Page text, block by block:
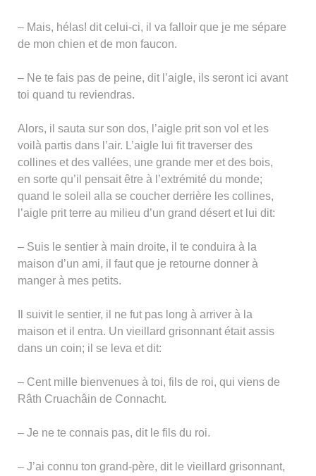
– Mais, hélas! dit celui-ci, il va falloir que je me sépare
de mon chien et de mon faucon.
– Ne te fais pas de peine, dit l’aigle, ils seront ici avant
toi quand tu reviendras.
Alors, il sauta sur son dos, l’aigle prit son vol et les
voilà partis dans l’air. L’aigle lui fit traverser des
collines et des vallées, une grande mer et des bois,
en sorte qu’il pensait être à l’extrémité du monde;
quand le soleil alla se coucher derrière les collines,
l’aigle prit terre au milieu d’un grand désert et lui dit:
– Suis le sentier à main droite, il te conduira à la
maison d’un ami, il faut que je retourne donner à
manger à mes petits.
Il suivit le sentier, il ne fut pas long à arriver à la
maison et il entra. Un vieillard grisonnant était assis
dans un coin; il se leva et dit:
– Cent mille bienvenues à toi, fils de roi, qui viens de
Râth Cruachâin de Connacht.
– Je ne te connais pas, dit le fils du roi.
– J’ai connu ton grand-père, dit le vieillard grisonnant,